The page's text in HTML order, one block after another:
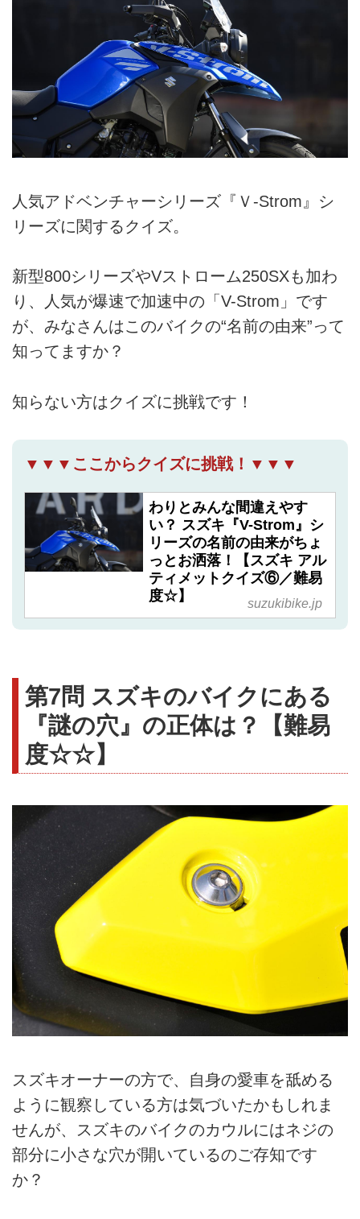
人気アドベンチャーシリーズ『Ｖ-Strom』シ
リーズに関するクイズ。
新型800シリーズやVストローム250SXも加わ
り、人気が爆速で加速中の「V-Strom」です
が、みなさんはこのバイクの“名前の由来”って
知ってますか？
知らない方はクイズに挑戦です！
▼▼▼ここからクイズに挑戦！▼▼▼
わりとみんな間違えやす
い？ スズキ『V-Strom』シ
リーズの名前の由来がちょ
っとお洒落！【スズキ アル
ティメットクイズ⑥／難易
度☆】
suzukibike.jp
第7問 スズキのバイクにある
『謎の穴』の正体は？【難易
度☆☆】
スズキオーナーの方で、自身の愛車を舐める
ように観察している方は気づいたかもしれま
せんが、スズキのバイクのカウルにはネジの
部分に小さな穴が開いているのご存知です
か？